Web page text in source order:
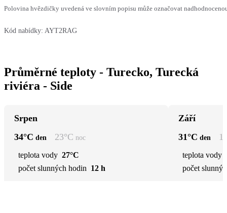
Polovina hvězdičky uvedená ve slovním popisu může označovat
Kód nabídky: AYT2RAG
Průměrné teploty - Turecko, Turecká
riviéra - Side
Srpen
34°C den 23°C noc
teplota vody 27°C
počet slunných hodin 12 h
Září
31°C den
teplota vody
počet